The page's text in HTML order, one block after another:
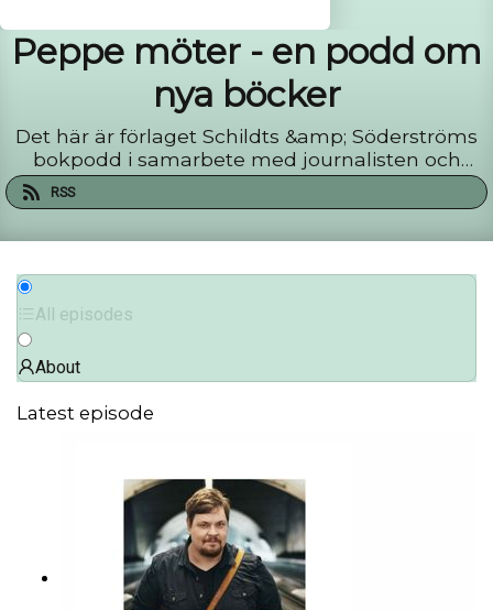
Peppe möter - en podd om
nya böcker
Det här är förlaget Schildts &amp; Söderströms
bokpodd i samarbete med journalisten och
författaren Peppe Öhman. Varje vecka möter
Peppe en aktuell författare i ett halv timmes
RSS
All episodes
About
Latest episode